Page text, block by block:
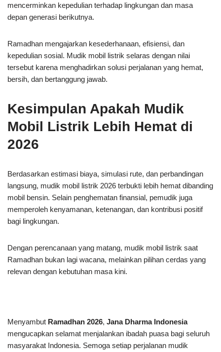
mencerminkan kepedulian terhadap lingkungan dan masa
depan generasi berikutnya.
Ramadhan mengajarkan kesederhanaan, efisiensi, dan
kepedulian sosial. Mudik mobil listrik selaras dengan nilai
tersebut karena menghadirkan solusi perjalanan yang hemat,
bersih, dan bertanggung jawab.
Kesimpulan Apakah Mudik
Mobil Listrik Lebih Hemat di
2026
Berdasarkan estimasi biaya, simulasi rute, dan perbandingan
langsung, mudik mobil listrik 2026 terbukti lebih hemat dibanding
mobil bensin. Selain penghematan finansial, pemudik juga
memperoleh kenyamanan, ketenangan, dan kontribusi positif
bagi lingkungan.
Dengan perencanaan yang matang, mudik mobil listrik saat
Ramadhan bukan lagi wacana, melainkan pilihan cerdas yang
relevan dengan kebutuhan masa kini.
Menyambut Ramadhan 2026, Jana Dharma Indonesia
mengucapkan selamat menjalankan ibadah puasa bagi seluruh
masyarakat Indonesia. Semoga setiap perjalanan mudik